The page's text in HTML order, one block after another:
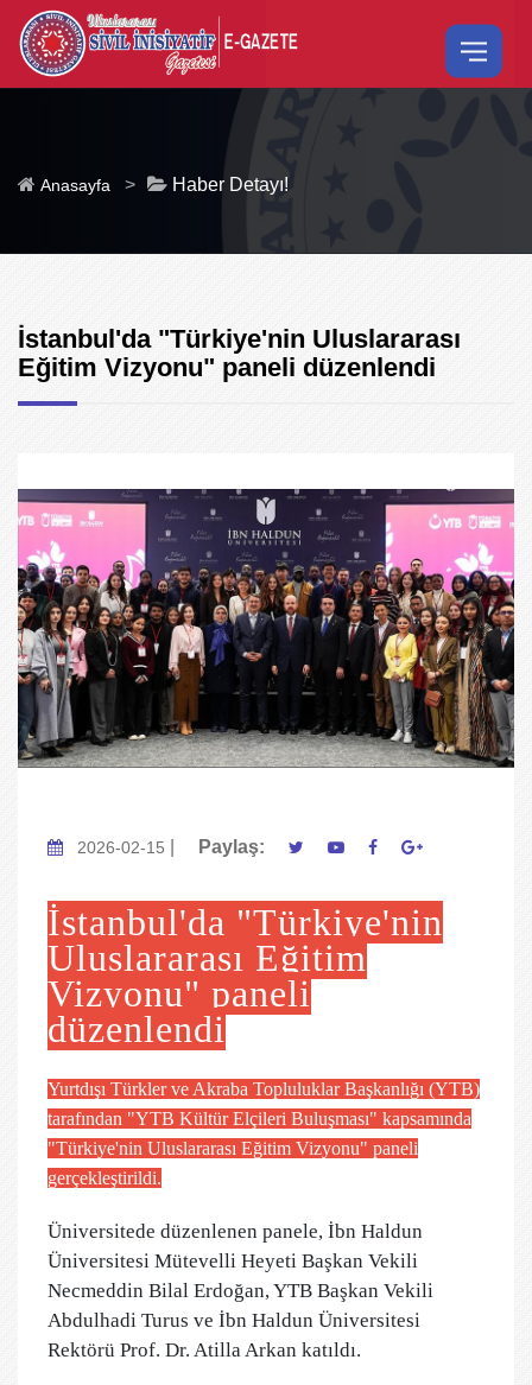
Anasayfa > Haber Detayı!
İstanbul'da "Türkiye'nin Uluslararası
Eğitim Vizyonu" paneli düzenlendi
2026-02-15 Paylaş:
İstanbul'da "Türkiye'nin
Uluslararası Eğitim
Vizyonu" paneli
düzenlendi
Yurtdışı Türkler ve Akraba Topluluklar Başkanlığı (YTB)
tarafından "YTB Kültür Elçileri Buluşması" kapsamında
"Türkiye'nin Uluslararası Eğitim Vizyonu" paneli
gerçekleştirildi.
Üniversitede düzenlenen panele, İbn Haldun
Üniversitesi Mütevelli Heyeti Başkan Vekili
Necmeddin Bilal Erdoğan, YTB Başkan Vekili
Abdulhadi Turus ve İbn Haldun Üniversitesi
Rektörü Prof. Dr. Atilla Arkan katıldı.